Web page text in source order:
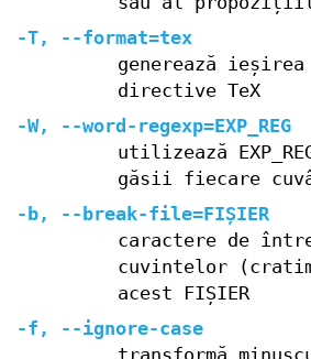
-T, --format=tex
generează ieșirea
directive TeX
-W, --word-regexp=EXP_REG
utilizează
găsii fiecare
-b, --break-file=FIȘIER
caractere de
cuvintelor
acest FIȘIER
-f, --ignore-case